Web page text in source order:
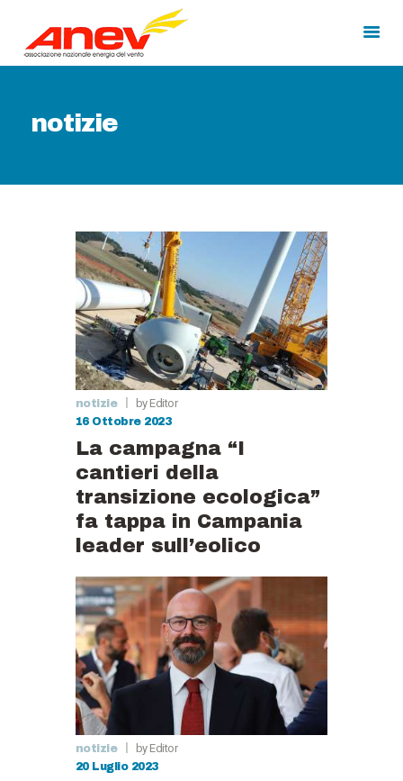
notizie
HOME
notizie by Editor
16 Ottobre 2023
La campagna “I
cantieri della
transizione ecologica”
fa tappa in Campania
leader sull’eolico
notizie by Editor
20 Luglio 2023